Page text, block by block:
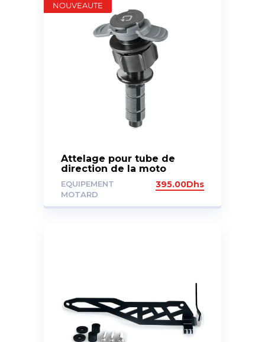
Attelage pour tube de
direction de la moto
EQUIPEMENT
MOTARD
395.00Dhs
NOUVEAUTE